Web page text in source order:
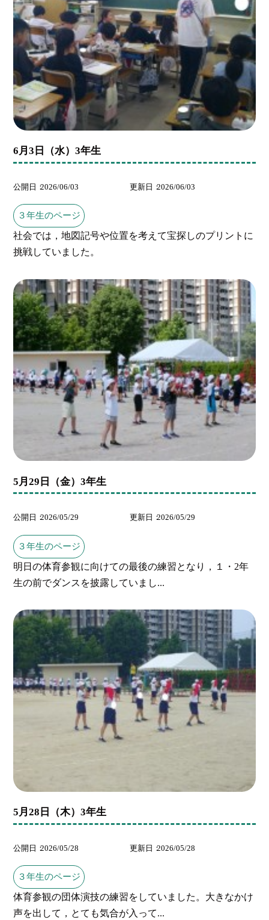
6月3日（水）3年生
公開日 2026/06/03 更新日 2026/06/03
３年生のページ
社会では，地図記号や位置を考えて宝探しのプリントに
挑戦していました。
5月29日（金）3年生
公開日 2026/05/29 更新日 2026/05/29
３年生のページ
明日の体育参観に向けての最後の練習となり，１・2年
生の前でダンスを披露していまし...
5月28日（木）3年生
公開日 2026/05/28 更新日 2026/05/28
３年生のページ
体育参観の団体演技の練習をしていました。大きなかけ
声を出して，とても気合が入って...